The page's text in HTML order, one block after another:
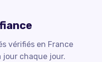
vérifiés en France
jour chaque jour.